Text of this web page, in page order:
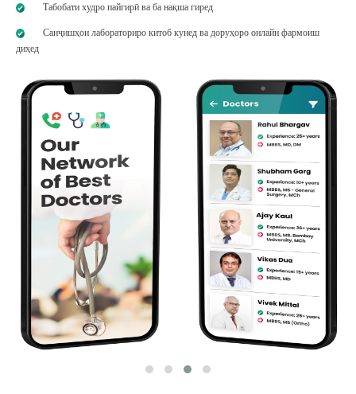
Табобати худро пайгирӣ ва ба нақша гиред
Санҷишҳои лабораториро китоб кунед ва доруҳоро онлайн фармоиш
диҳед